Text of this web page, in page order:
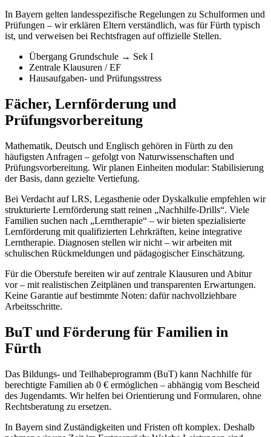
In Bayern gelten landesspezifische Regelungen zu Schulformen und
Prüfungen – wir erklären Eltern verständlich, was für Fürth typisch
ist, und verweisen bei Rechtsfragen auf offizielle Stellen.
Übergang Grundschule → Sek I
Zentrale Klausuren / EF
Hausaufgaben- und Prüfungsstress
Fächer, Lernförderung und
Prüfungsvorbereitung
Mathematik, Deutsch und Englisch gehören in Fürth zu den
häufigsten Anfragen – gefolgt von Naturwissenschaften und
Prüfungsvorbereitung. Wir planen Einheiten modular: Stabilisierung
der Basis, dann gezielte Vertiefung.
Bei Verdacht auf LRS, Legasthenie oder Dyskalkulie empfehlen wir
strukturierte Lernförderung statt reinen „Nachhilfe-Drills“. Viele
Familien suchen nach „Lerntherapie“ – wir bieten spezialisierte
Lernförderung mit qualifizierten Lehrkräften, keine integrative
Lerntherapie. Diagnosen stellen wir nicht – wir arbeiten mit
schulischen Rückmeldungen und pädagogischer Einschätzung.
Für die Oberstufe bereiten wir auf zentrale Klausuren und Abitur
vor – mit realistischen Zeitplänen und transparenten Erwartungen.
Keine Garantie auf bestimmte Noten: dafür nachvollziehbare
Arbeitsschritte.
BuT und Förderung für Familien in
Fürth
Das Bildungs- und Teilhabeprogramm (BuT) kann Nachhilfe für
berechtigte Familien ab 0 € ermöglichen – abhängig vom Bescheid
des Jugendamts. Wir helfen bei Orientierung und Formularen, ohne
Rechtsberatung zu ersetzen.
In Bayern sind Zuständigkeiten und Fristen oft komplex. Deshalb